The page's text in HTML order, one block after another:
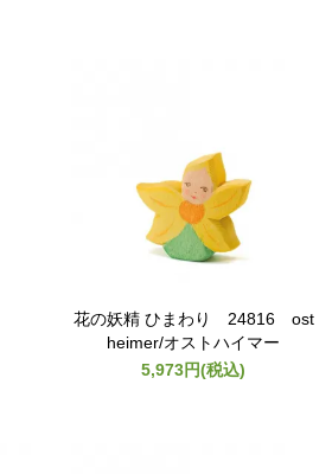
花の妖精 ひまわり 24816 ost
heimer/オストハイマー
5,973円(税込)